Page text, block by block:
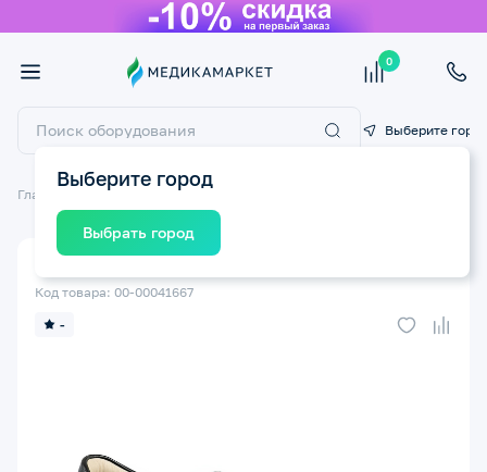
0
Выберите город
Выберите город
Выбрать город
Главная Ортопедические изделия
-
Код товара: 00-00041667